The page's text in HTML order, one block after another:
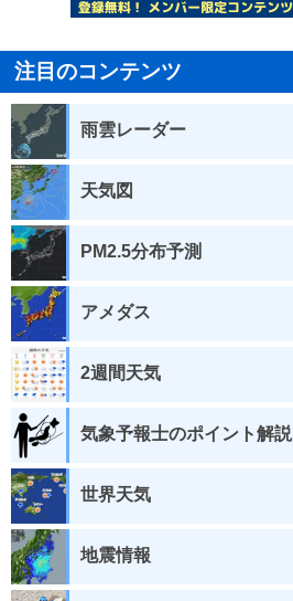
注目のコンテンツ
雨雲レーダー
天気図
PM2.5分布予測
アメダス
2週間天気
気象予報士のポイント解説
世界天気
地震情報